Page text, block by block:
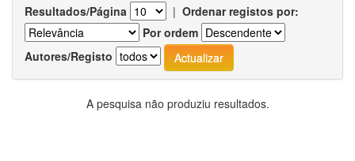
Resultados/Página | Ordenar registos por:
Por ordem
Autores/Registo
A pesquisa não produziu resultados.